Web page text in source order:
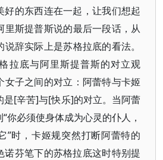
的东西连在一起，让我们想起
里斯提普斯说的最后一段话，从
辞实际上是苏格拉底的看法。
拉底与阿里斯提普斯的对立观
女子之间的对立：阿蕾特与卡姬
是[辛苦]与[快乐]的对立。当阿蕾
你必须使身体成为心灵的仆人，
”时，卡姬规突然打断阿蕾特的
芬笔下的苏格拉底这时特别提